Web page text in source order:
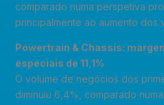
comparado numa perspetiva
principalmente ao aumento dos
Powertrain & Chassis:
especiais de 11,1%
O volume de negócios dos
diminuiu 6,4%, comparado